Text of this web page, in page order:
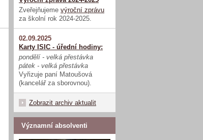
Zveřejňujeme výroční zprávu
za školní rok 2024-2025.
02.09.2025
Karty ISIC - úřední hodiny:
pondělí - velká přestávka
pátek - velká přestávka
Vyřizuje paní Matoušová
(kancelář za sborovnou).
Zobrazit archiv aktualit
Významní absolventi